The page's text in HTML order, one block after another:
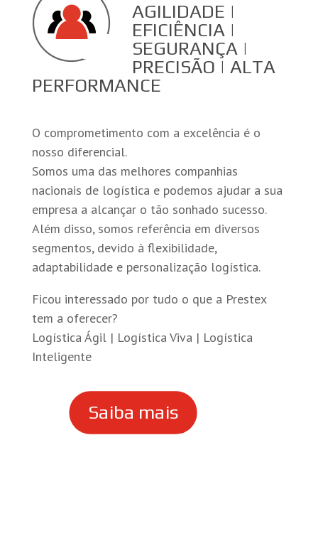
AGILIDADE |
EFICIÊNCIA |
SEGURANÇA |
PRECISÃO | ALTA
PERFORMANCE
O comprometimento com a excelência é o
nosso diferencial.
Somos uma das melhores companhias
nacionais de logística e podemos ajudar a sua
empresa a alcançar o tão sonhado sucesso.
Além disso, somos referência em diversos
segmentos, devido à flexibilidade,
adaptabilidade e personalização logística.
Ficou interessado por tudo o que a Prestex
tem a oferecer?
Logística Ágil | Logística Viva | Logística
Inteligente
Saiba mais